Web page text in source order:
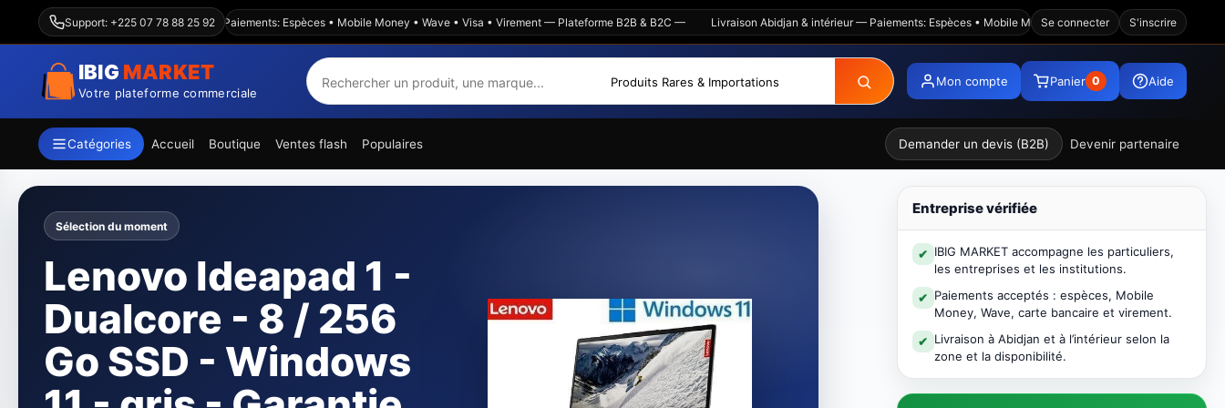
Support: +225 07 78 88 25 92
Livraison Abidjan & intérieur — Paiements: Espèces • Mobile Money • Wave • Visa • Virement — Plateforme B2B & B2C — Livraison Abidjan & intérieur — Paiements: Espèces • Mobile Money • Wave • Visa • Virement — Plateforme
Se connecter S'inscrire
IBIG MARKET
Votre plateforme commerciale
Mon compte Panier 0 Aide
Catégories Accueil Boutique Ventes flash Populaires Demander un devis (B2B) Devenir partenaire
Sélection du moment
Canon imprimante
jet d'encre pixma
G3410 Paquet A4 -
Entreprise vérifiée
✔ IBIG MARKET accompagne les particuliers,
les entreprises et les institutions.
✔ Paiements acceptés : espèces, Mobile
Money, Wave, carte bancaire et virement.
✔ Livraison à Abidjan et à l’intérieur selon la
zone et la disponibilité.